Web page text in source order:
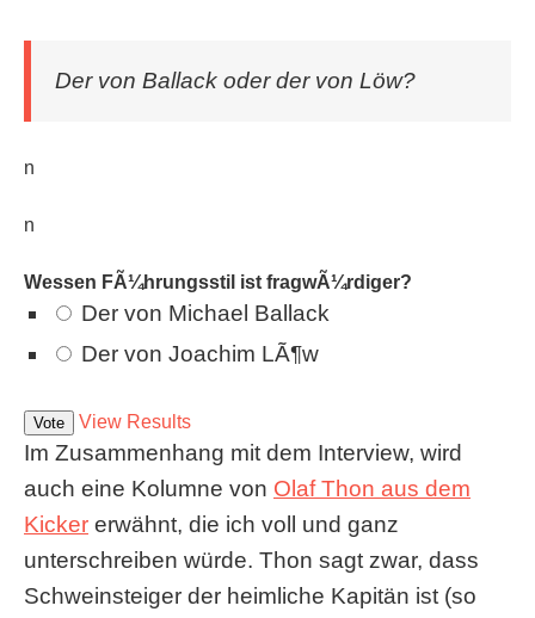
Der von Ballack oder der von Löw?
n
n
Wessen FÃ¼hrungsstil ist fragwÃ¼rdiger?
Der von Michael Ballack
Der von Joachim LÃ¶w
View Results
Im Zusammenhang mit dem Interview, wird
auch eine Kolumne von Olaf Thon aus dem
Kicker erwähnt, die ich voll und ganz
unterschreiben würde. Thon sagt zwar, dass
Schweinsteiger der heimliche Kapitän ist (so